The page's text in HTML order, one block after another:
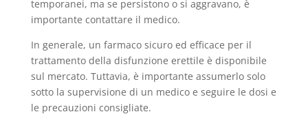
temporanei, ma se persistono o si aggravano, è
importante contattare il medico.
In generale, un farmaco sicuro ed efficace per il
trattamento della disfunzione erettile è disponibile
sul mercato. Tuttavia, è importante assumerlo solo
sotto la supervisione di un medico e seguire le dosi e
le precauzioni consigliate.